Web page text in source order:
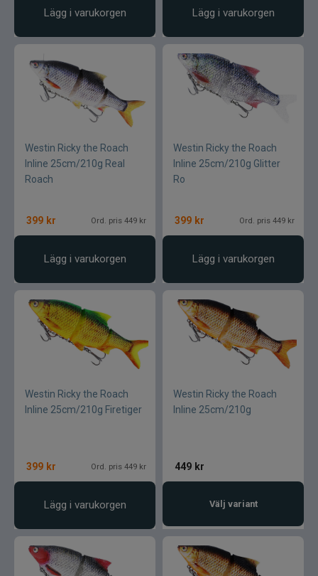
Lägg i varukorgen Lägg i varukorgen
Westin Ricky the Roach
Inline 25cm/210g Real
Roach
399 kr Ord. pris 449 kr
Lägg i varukorgen
Westin Ricky the Roach
Inline 25cm/210g Glitter
Ro
399 kr Ord. pris 449 kr
Lägg i varukorgen
Westin Ricky the Roach
Inline 25cm/210g Firetiger
399 kr Ord. pris 449 kr
Lägg i varukorgen
Westin Ricky the Roach
Inline 25cm/210g
449 kr
Välj variant